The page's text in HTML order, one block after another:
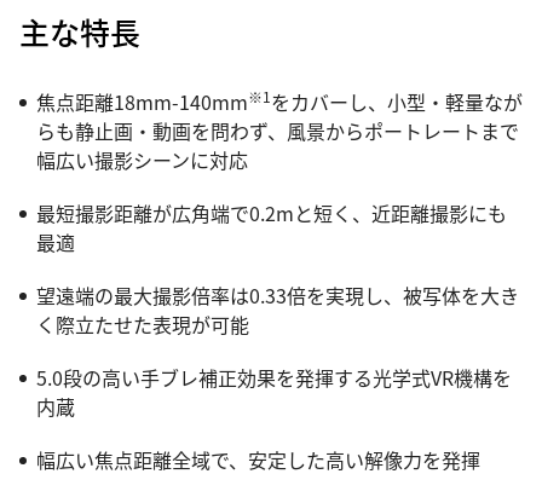
主な特長
焦点距離18mm-140mm※1をカバーし、小型・軽量なが
らも静止画・動画を問わず、風景からポートレートまで
幅広い撮影シーンに対応
最短撮影距離が広角端で0.2mと短く、近距離撮影にも
最適
望遠端の最大撮影倍率は0.33倍を実現し、被写体を大き
く際立たせた表現が可能
5.0段の高い手ブレ補正効果を発揮する光学式VR機構を
内蔵
幅広い焦点距離全域で、安定した高い解像力を発揮